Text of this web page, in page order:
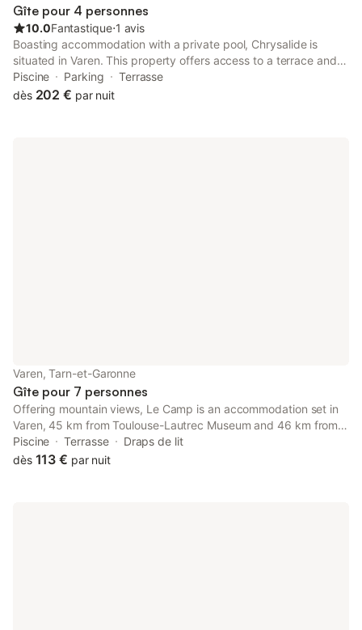
Gîte pour 4 personnes
10.0Fantastique⋅1 avis
Boasting accommodation with a private pool, Chrysalide is
situated in Varen. This property offers access to a terrace and
free private parking. The property is non-smoking and is set 45
km from Toulouse-Lautrec Museum.
Piscine Parking
Terrasse
dès 202 € par nuit
Varen, Tarn-et-Garonne
Gîte pour 7 personnes
Offering mountain views, Le Camp is an accommodation set in
Varen, 45 km from Toulouse-Lautrec Museum and 46 km from
Albi Cathedral. The property is around 20 km from Najac Castle,
34 km from Mauriac Castle and 47 km from Albi Florentin Golf
Piscine Terrasse
Draps de lit
dès 113 € par nuit